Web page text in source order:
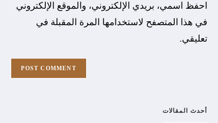
احفظ اسمي، بريدي الإلكتروني، والموقع الإلكتروني
في هذا المتصفح لاستخدامها المرة المقبلة في
تعليقي.
أحدث المقالات